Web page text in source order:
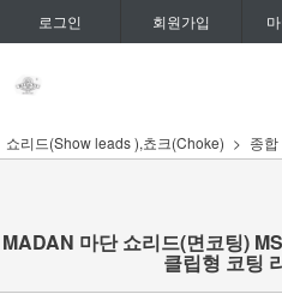
로그인 회원가입
쇼리드(Show leads ),쵸크(Choke) 종합
MADAN 마단 쇼리드(면코팅)
클립형 코팅